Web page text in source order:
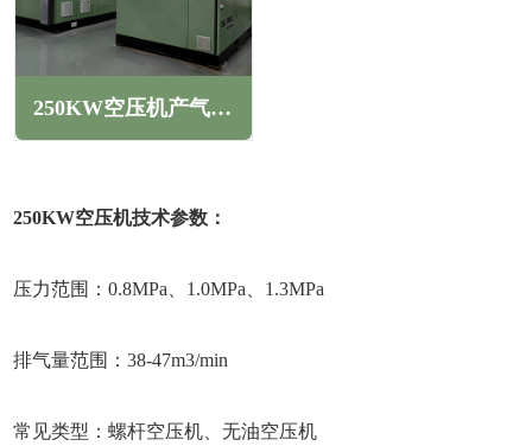
250KW空压机产气量(250KW螺杆空压机能达到几个压力)
250KW空压机技术参数：
压力范围：0.8MPa、1.0MPa、1.3MPa
排气量范围：38-47m3/min
常见类型：螺杆空压机、无油空压机